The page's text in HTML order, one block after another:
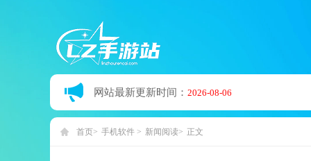
网站最新更新时间： 2026-08-06
首页 手机软件 新闻阅读 正文